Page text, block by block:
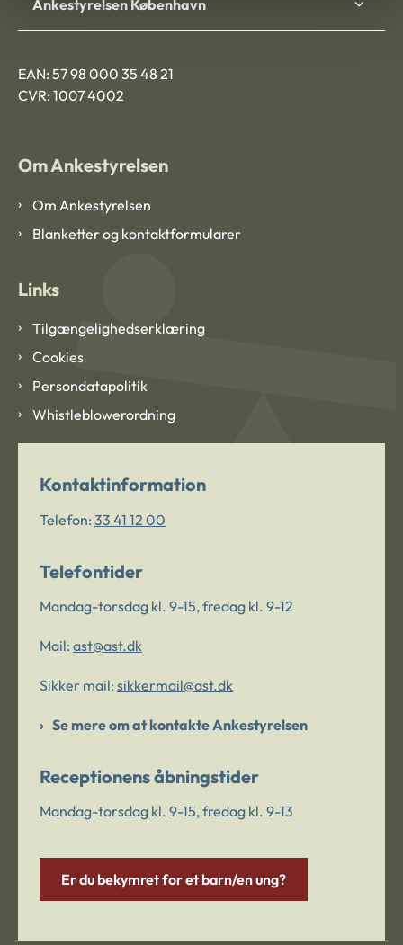
Ankestyrelsen København
EAN: 57 98 000 35 48 21
CVR: 1007 4002
Om Ankestyrelsen
Om Ankestyrelsen
Blanketter og kontaktformularer
Links
Tilgængelighedserklæring
Cookies
Persondatapolitik
Whistleblowerordning
Kontaktinformation
Telefon: 33 41 12 00
Telefontider
Mandag-torsdag kl. 9-15, fredag kl. 9-12
Mail: ast@ast.dk
Sikker mail: sikkermail@ast.dk
Se mere om at kontakte Ankestyrelsen
Receptionens åbningstider
Mandag-torsdag kl. 9-15, fredag kl. 9-13
Er du bekymret for et barn/en ung?